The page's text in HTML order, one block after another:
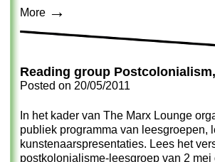
More →
Reading group
Posted on 20/05/2011
In het kader van The Marx Lounge
publiek programma van leesgroepen,
kunstenaarspresentaties. Lees het
postkolonialisme-leesgroep van 2